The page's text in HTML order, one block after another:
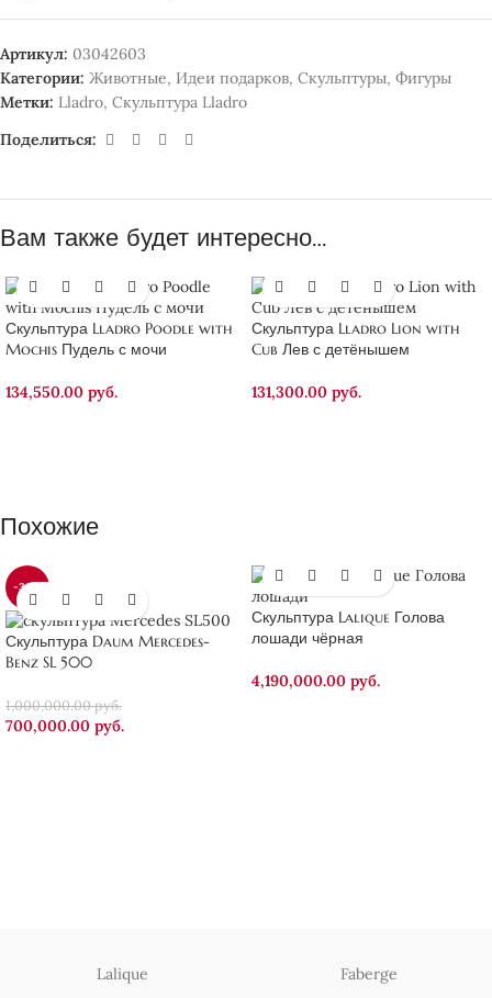
Артикул: 03042603
Категории: Животные, Идеи подарков, Скульптуры, Фигуры
Метки: Lladro, Скульптура Lladro
Поделиться:
Вам также будет интересно…
Скульптура Lladro Poodle with
Mochis Пудель с мочи
134,550.00 руб.
Скульптура Lladro Lion with
Cub Лев с детёнышем
131,300.00 руб.
Похожие
-30%
Скульптура Daum Mercedes-
Benz SL 500
1,000,000.00руб.
700,000.00 руб.
Скульптура Lalique Голова
лошади чёрная
4,190,000.00 руб.
Lalique Faberge